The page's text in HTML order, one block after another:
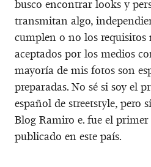
busco encontrar looks y
transmitan algo,
cumplen o no los requisitos
aceptados por los medios
mayoría de mis fotos son
preparadas. No sé si soy el
español de streetstyle, pero
Blog Ramiro e. fue el
publicado en este país.